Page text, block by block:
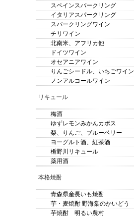
スペインスパークリング
イタリアスパークリング
スパークリングワイン
チリワイン
北南米、アフリカ他
ドイツワイン
オセアニアワイン
りんごシードル、いちごワイン
ノンアルコールワイン
リキュール
梅酒
ゆずレモンみかんカボス
梨、りんご、ブルーベリー
ヨーグルト酒、紅茶酒
楯野川リキュール
薬用酒
本格焼酎
青森県産長いも焼酎
芋・麦焼酎 野海棠のかいどう
芋焼酎 明るい農村